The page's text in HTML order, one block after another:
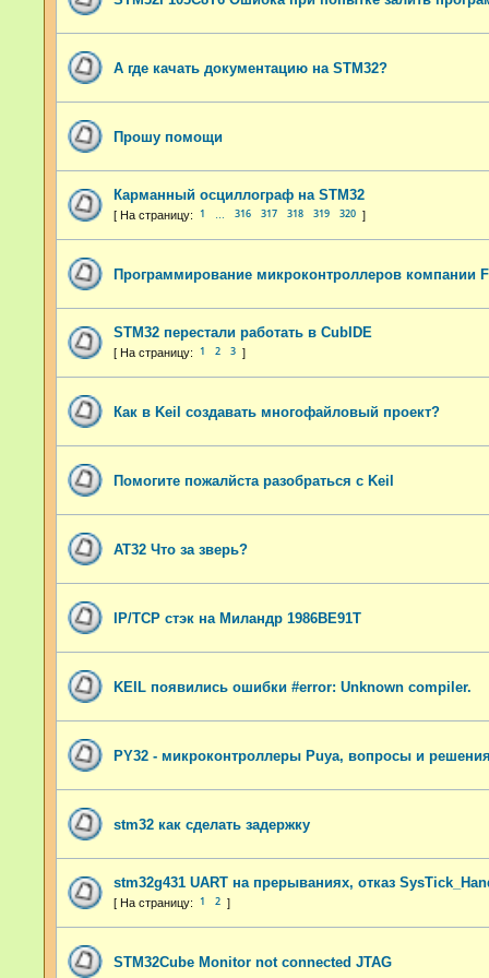
А где качать документацию на STM32?
Прошу помощи
Карманный осциллограф на STM32
1 316 317 318 319 320
Программирование микроконтроллеров компании
STM32 перестали работать в CubIDE
1 2 3
Как в Keil создавать многофайловый проект?
Помогите пожалйста разобраться с Keil
AT32 Что за зверь?
IP/TCP стэк на Миландр 1986ВЕ91Т
KEIL появились ошибки #error: Unknown compiler.
PY32 - микроконтроллеры Puya, вопросы и решения
stm32 как сделать задержку
stm32g431 UART на прерываниях, отказ
1 2
STM32Cube Monitor not connected JTAG